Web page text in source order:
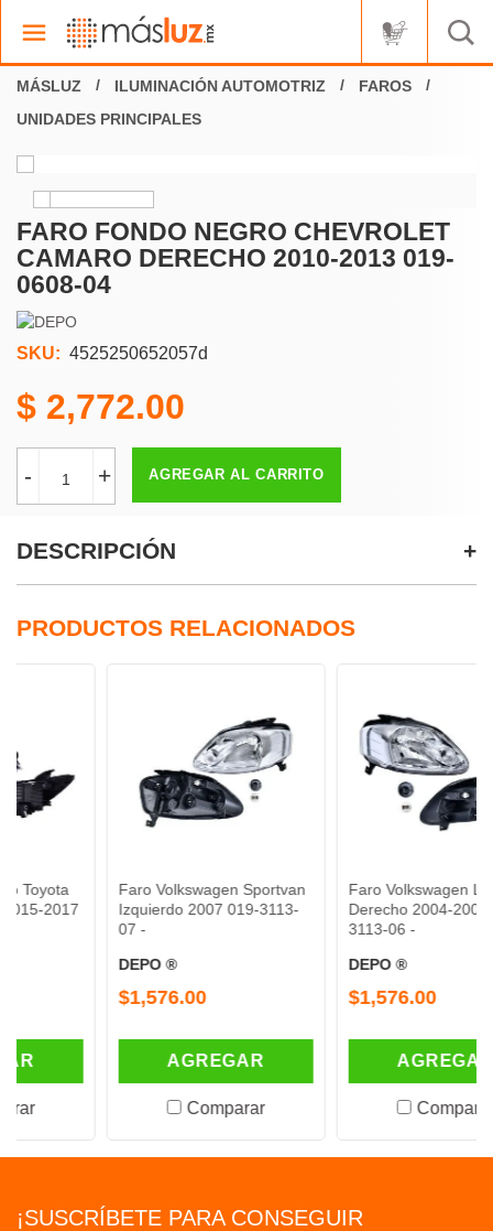
ILUMINACIÓN AUTOMOTRIZ
FAROS
UNIDADES PRINCIPALES
FARO FONDO NEGRO CHEVROLET
CAMARO DERECHO 2010-2013 019-
0608-04
SKU: 4525250652057d
2,772.00
- + AGREGAR AL CARRITO
DESCRIPCIÓN
PRODUCTOS RELACIONADOS
Faro Volkswagen Sportvan
Izquierdo 2007 019-3113-
$1,576.00
AGREGAR
Comparar
Faro Volkswagen Lupo
Derecho 2004-2009 019-
$1,576.00
AGREGAR
Comparar
¡SUSCRÍBETE PARA CONSEGUIR